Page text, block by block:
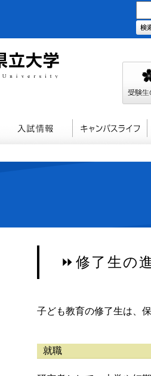
⏩修了生の
子ども教育の修了生は、
就職